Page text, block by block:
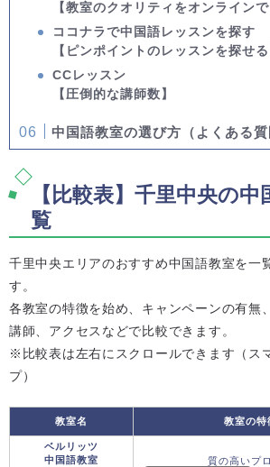
【教室のクオリティをオンラインで
ココナラで中国語レッスンを探す
【ピンポイントのレッスンを探せる
CCレッスン
【圧倒的な講師数】
中国語教室の選び方（よくある質
【比較表】千里中央の中
覧
千里中央エリアのおすすめ中国語教室を一
す。
各教室の特徴を始め、キャンペーンの有無
講師、アクセスなどで比較できます。
※比較表は左右にスクロールできます（ス
プ）
教室名 教室の特
ベルリッツ
中国語教室
質の高いプ